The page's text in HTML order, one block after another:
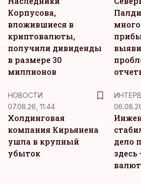
Корпусова,
вложившиеся в
криптовалюты,
получили дивиденды
в размере 30
миллионов
НОВОСТИ
07.08.26, 11:44
Холдинговая
компания Кирьянена
ушла в крупный
убыток
дело
здесь